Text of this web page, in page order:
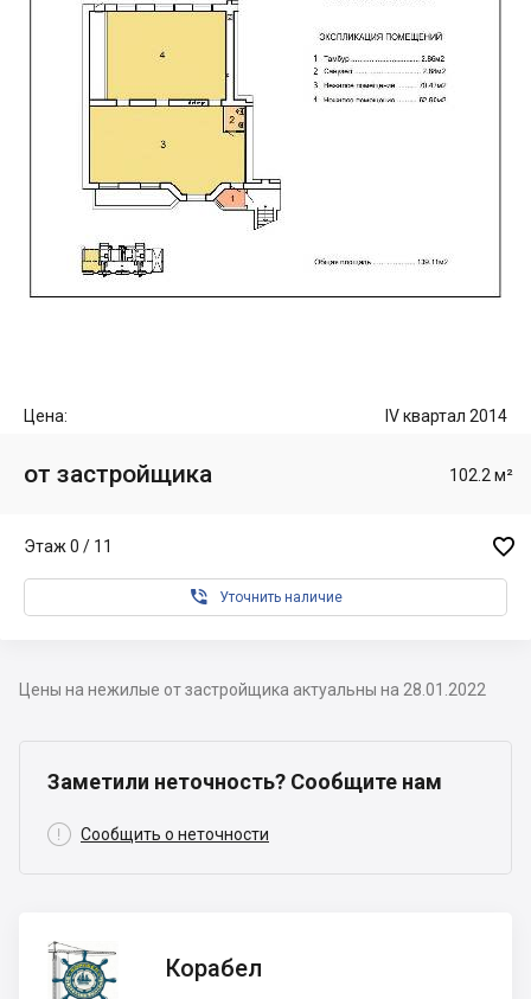
Цена: IV квартал 2014
от застройщика 102.2 м²
Этаж 0 / 11 
 Уточнить наличие
Цены на нежилые от застройщика актуальны на 28.01.2022
Заметили неточность? Сообщите нам
 Сообщить о неточности
Корабел
Корабел